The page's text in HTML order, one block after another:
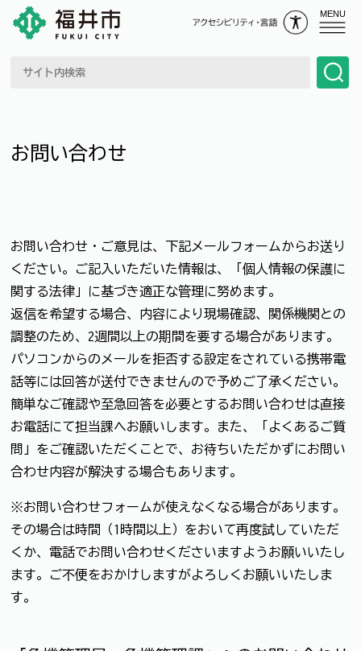
MENU
お問い合わせ
お問い合わせ・ご意見は、下記メールフォームからお送り
ください。ご記入いただいた情報は、「個人情報の保護に
関する法律」に基づき適正な管理に努めます。
返信を希望する場合、内容により現場確認、関係機関との
調整のため、2週間以上の期間を要する場合があります。
パソコンからのメールを拒否する設定をされている携帯電
話等には回答が送付できませんので予めご了承ください。
簡単なご確認や至急回答を必要とするお問い合わせは直接
お電話にて担当課へお願いします。また、「よくあるご質
問」をご確認いただくことで、お待ちいただかずにお問い
合わせ内容が解決する場合もあります。
※お問い合わせフォームが使えなくなる場合があります。
その場合は時間（1時間以上）をおいて再度試していただ
くか、電話でお問い合わせくださいますようお願いいたし
ます。ご不便をおかけしますがよろしくお願いいたしま
す。